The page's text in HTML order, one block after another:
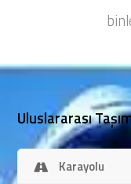
Uluslararası
Karayolu